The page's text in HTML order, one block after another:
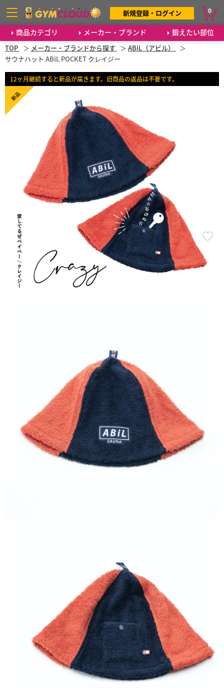
商品カテゴリ メーカー・ブランド 鍛えたい部位
新規登録・ログイン 0
TOP メーカー・ブランドから探す
ABiL（アビル）
サウナハット ABiL POCKET クレイジー
12ヶ月継続すると新品が届きます。旧商品の返品は不要です。
新品